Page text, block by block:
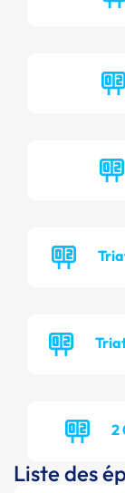
2
Liste des